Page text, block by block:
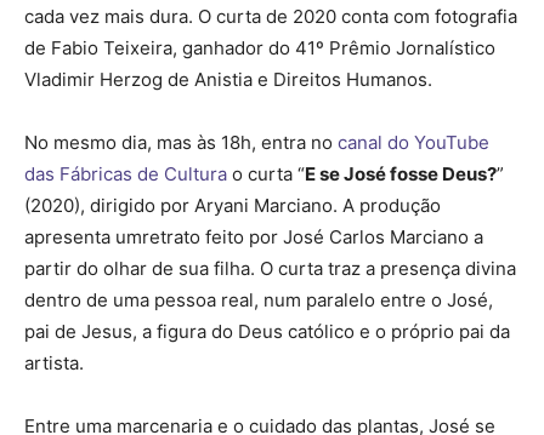
cada vez mais dura. O curta de 2020 conta com fotografia
de Fabio Teixeira, ganhador do 41º Prêmio Jornalístico
Vladimir Herzog de Anistia e Direitos Humanos.
No mesmo dia, mas às 18h, entra no canal do YouTube
das Fábricas de Cultura o curta “E se José fosse Deus?”
(2020), dirigido por Aryani Marciano. A produção
apresenta umretrato feito por José Carlos Marciano a
partir do olhar de sua filha. O curta traz a presença divina
dentro de uma pessoa real, num paralelo entre o José,
pai de Jesus, a figura do Deus católico e o próprio pai da
artista.
Entre uma marcenaria e o cuidado das plantas, José se